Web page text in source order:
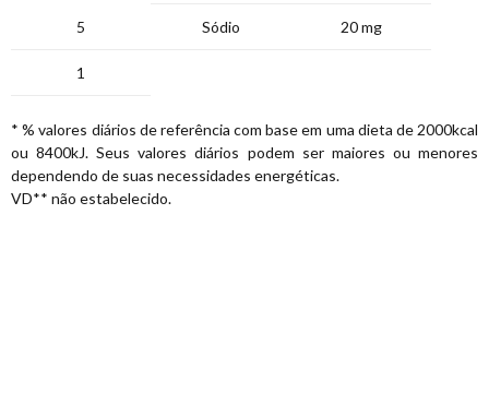
5 Sódio 20 mg
1
* % valores diários de referência com base em uma dieta de 2000kcal
ou 8400kJ. Seus valores diários podem ser maiores ou menores
dependendo de suas necessidades energéticas.
VD** não estabelecido.